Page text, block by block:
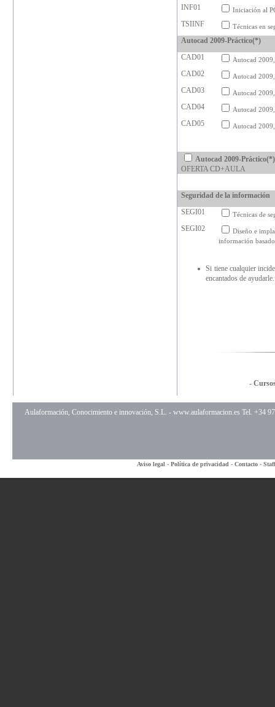
INF01 Iniciación al
TSIINF Técnicas en
Autocad 2009-Práctico(*)
CAD01
Autocad
CAD02 Autocad
CAD03 Autocad
CAD04 Autocad
CAD05 Autocad
Autocad 2009-
OFERTA CD+AULA
Seguridad de la información
SEGI01
Técnicas de
SEGI02
Diseño e
información
Si tiene cualquier
encantados de ayudarle.
-
Aulaformación, Conocimiento e innovación, S.L. -www.aulaformacion.es Tel. +34
Aviso legal - Política de privacidad - Contacto - Staff